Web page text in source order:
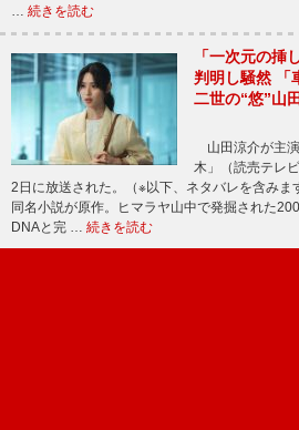
… 続きを読む
「一次元の挿
判明し騒然 「
二世の“悠”山
山田涼介が主
木」（読売テレ
2日に放送された。（※以下、ネタバレを含み
同名小説が原作。ヒマラヤ山中で発掘された
DNAと完 … 続きを読む